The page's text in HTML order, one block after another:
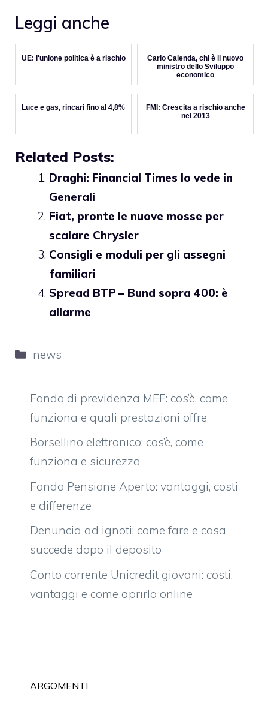
Leggi anche
UE: l'unione politica è a rischio
Carlo Calenda, chi è il nuovo
ministro dello Sviluppo
economico
Luce e gas, rincari fino al 4,8%
FMI: Crescita a rischio anche
nel 2013
Related Posts:
Draghi: Financial Times lo vede in
Generali
Fiat, pronte le nuove mosse per
scalare Chrysler
Consigli e moduli per gli assegni
familiari
Spread BTP – Bund sopra 400: è
allarme
Categorie
news
Fondo di previdenza MEF: cos’è, come
funziona e quali prestazioni offre
Borsellino elettronico: cos’è, come
funziona e sicurezza
Fondo Pensione Aperto: vantaggi, costi
e differenze
Denuncia ad ignoti: come fare e cosa
succede dopo il deposito
Conto corrente Unicredit giovani: costi,
vantaggi e come aprirlo online
ARGOMENTI